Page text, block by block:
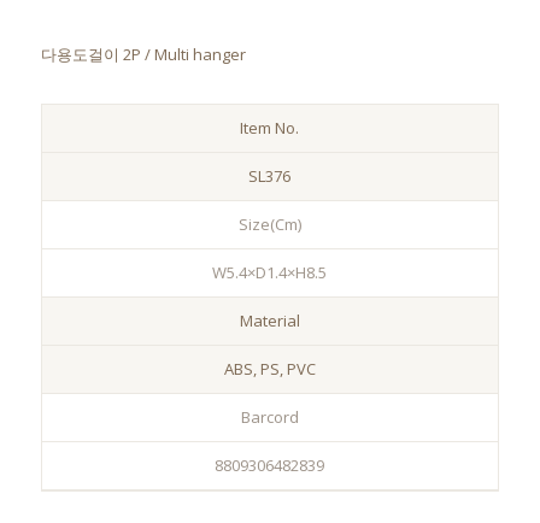
다용도걸이 2P / Multi hanger
Item No.
SL376
Size(Cm)
W5.4×D1.4×H8.5
Material
ABS, PS, PVC
Barcord
8809306482839